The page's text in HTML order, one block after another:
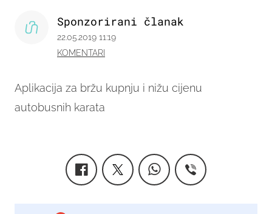
Aplikacija za bržu kupnju i nižu cijenu
autobusnih karata
Sponzorirani članak
22.05.2019 11:19
KOMENTARI